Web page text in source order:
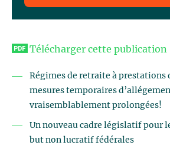
Télécharger cette publication
Régimes de retraite à prestations
mesures temporaires
vraisemblablement prolongées!
Un nouveau cadre législatif pour
but non lucratif fédérales